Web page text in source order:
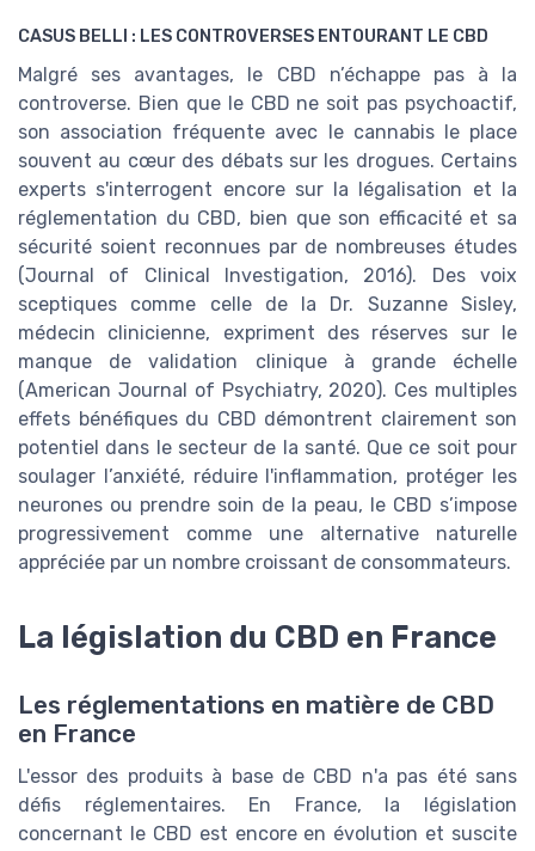
CASUS BELLI : LES CONTROVERSES ENTOURANT LE CBD
Malgré ses avantages, le CBD n’échappe pas à la
controverse. Bien que le CBD ne soit pas psychoactif,
son association fréquente avec le cannabis le place
souvent au cœur des débats sur les drogues. Certains
experts s'interrogent encore sur la légalisation et la
réglementation du CBD, bien que son efficacité et sa
sécurité soient reconnues par de nombreuses études
(Journal of Clinical Investigation, 2016). Des voix
sceptiques comme celle de la Dr. Suzanne Sisley,
médecin clinicienne, expriment des réserves sur le
manque de validation clinique à grande échelle
(American Journal of Psychiatry, 2020). Ces multiples
effets bénéfiques du CBD démontrent clairement son
potentiel dans le secteur de la santé. Que ce soit pour
soulager l’anxiété, réduire l'inflammation, protéger les
neurones ou prendre soin de la peau, le CBD s’impose
progressivement comme une alternative naturelle
appréciée par un nombre croissant de consommateurs.
La législation du CBD en France
Les réglementations en matière de CBD
en France
L'essor des produits à base de CBD n'a pas été sans
défis réglementaires. En France, la législation
concernant le CBD est encore en évolution et suscite